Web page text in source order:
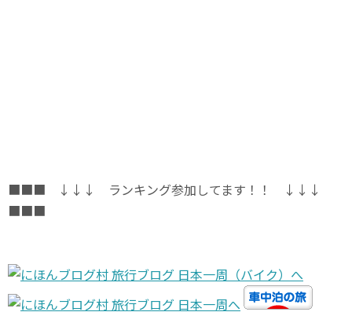
■■■ ↓↓↓ ランキング参加してます！！ ↓↓↓
■■■